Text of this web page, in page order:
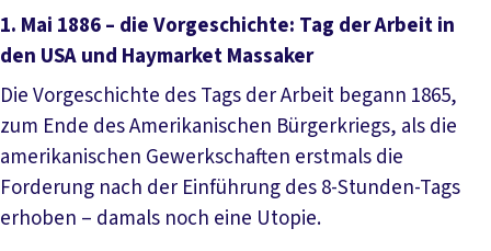
1. Mai 1886 – die Vorgeschichte: Tag der Arbeit in
den USA und Haymarket Massaker
Die Vorgeschichte des Tags der Arbeit begann 1865,
zum Ende des Amerikanischen Bürgerkriegs, als die
amerikanischen Gewerkschaften erstmals die
Forderung nach der Einführung des 8-Stunden-Tags
erhoben – damals noch eine Utopie.